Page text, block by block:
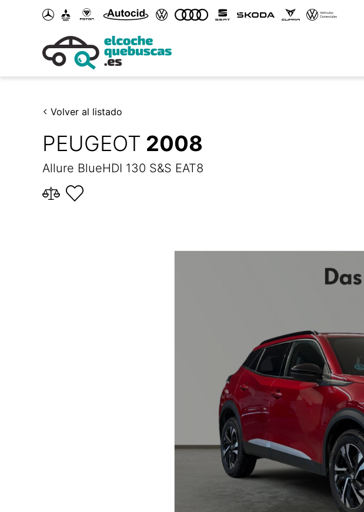
Volver al listado
PEUGEOT 2008
Allure BlueHDI 130 S&S EAT8